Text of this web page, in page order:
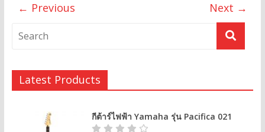
← Previous Next →
Latest Products
กีต้าร์ไฟฟ้า Yamaha รุ่น Pacifica 021